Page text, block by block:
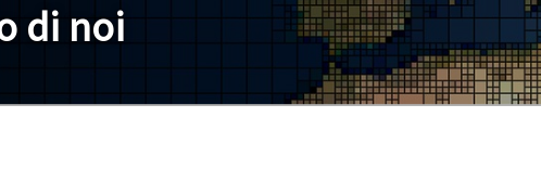
di noi